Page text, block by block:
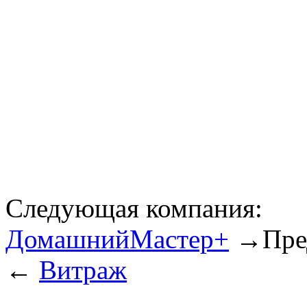
Следующая компания:
ДомашнийМастер+ →
← Витраж